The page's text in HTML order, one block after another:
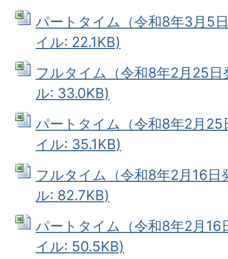
パートタイム（令和8年3月5
イル: 22.1KB)
フルタイム（令和8年2月25
ル: 33.0KB)
パートタイム（令和8年2月
イル: 35.1KB)
フルタイム（令和8年2月16
ル: 82.7KB)
パートタイム（令和8年2月16
イル: 50.5KB)